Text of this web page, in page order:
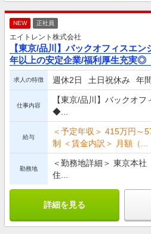
NEW 正社員
エイトレント株式会社
【東京/品川】バックオフィスエ
年以上の安定企業/福利厚生充実◎
求人の特徴 週休2日 土日祝休み 年
仕事内容
【東京/品川】バックオフ
◆...
給与
＜予定年収＞ 415万円～
制 ＜賃金内訳＞ 月額（...
勤務地
＜勤務地詳細＞ 東京本
住...
詳細を見る